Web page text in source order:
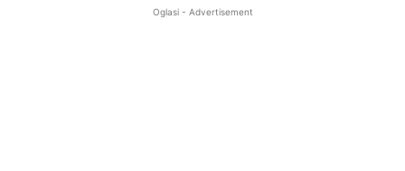
Oglasi - Advertisement